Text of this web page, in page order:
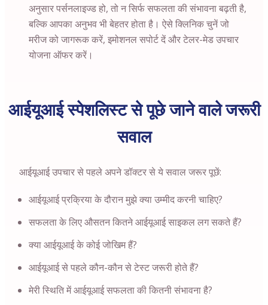
अनुसार पर्सनलाइज्ड हो, तो न सिर्फ सफलता की संभावना बढ़ती है,
बल्कि आपका अनुभव भी बेहतर होता है। ऐसे क्लिनिक चुनें जो
मरीज को जागरूक करें, इमोशनल सपोर्ट दें और टेलर-मेड उपचार
योजना ऑफर करें।
आईयूआई स्पेशलिस्ट से पूछे जाने वाले जरूरी
सवाल
आईयूआई उपचार से पहले अपने डॉक्टर से ये सवाल जरूर पूछें:
आईयूआई प्रक्रिया के दौरान मुझे क्या उम्मीद करनी चाहिए?
सफलता के लिए औसतन कितने आईयूआई साइकल लग सकते हैं?
क्या आईयूआई के कोई जोखिम हैं?
आईयूआई से पहले कौन-कौन से टेस्ट जरूरी होते हैं?
मेरी स्थिति में आईयूआई सफलता की कितनी संभावना है?